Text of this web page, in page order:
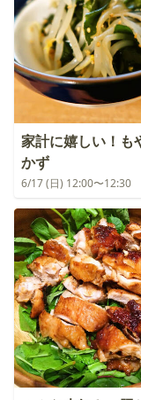
家計に嬉しい！も
かず
6/17 (日) 12:00〜12:30